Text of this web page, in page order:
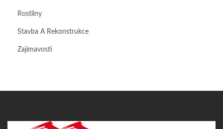
Rostliny
Stavba A Rekonstrukce
Zajímavosti